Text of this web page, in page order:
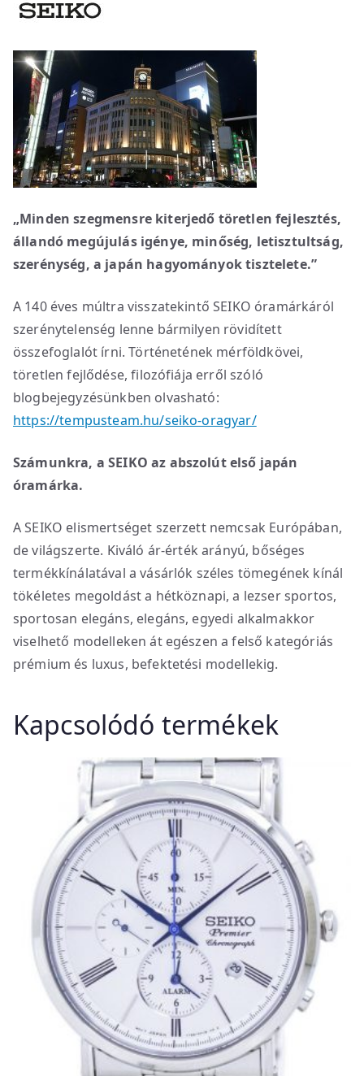
„Minden szegmensre kiterjedő töretlen fejlesztés,
állandó megújulás igénye, minőség, letisztultság,
szerénység, a japán hagyományok tisztelete.”
A 140 éves múltra visszatekintő SEIKO óramárkáról
szerénytelenség lenne bármilyen rövidített
összefoglalót írni. Történetének mérföldkövei,
töretlen fejlődése, filozófiája erről szóló
blogbejegyzésünkben olvasható:
https://tempusteam.hu/seiko-oragyar/
Számunkra, a SEIKO az abszolút első japán
óramárka.
A SEIKO elismertséget szerzett nemcsak Európában,
de világszerte. Kiváló ár-érték arányú, bőséges
termékkínálatával a vásárlók széles tömegének kínál
tökéletes megoldást a hétköznapi, a lezser sportos,
sportosan elegáns, elegáns, egyedi alkalmakkor
viselhető modelleken át egészen a felső kategóriás
prémium és luxus, befektetési modellekig.
Kapcsolódó termékek